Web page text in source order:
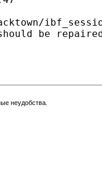
неудобства.